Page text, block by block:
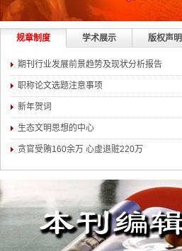
规章制度 学术展示 版权声明
期刊行业发展前景趋势及现状分析报告
职称论文选题注意事项
新年贺词
生态文明思想的中心
贪官受贿160余万 心虚退赃220万